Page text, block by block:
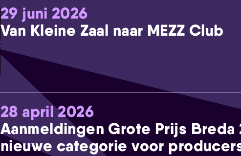
29 juni 2026
Van Kleine Zaal naar MEZZ Club
28 april 2026
Aanmeldingen Grote Prijs
nieuwe categorie voor